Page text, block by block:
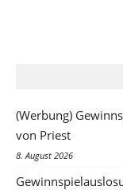
(Werbung)
von Priest
8. August 2026